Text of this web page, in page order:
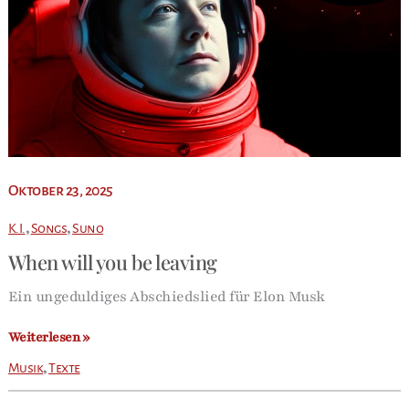
Oktober 23, 2025
K.I. ,Songs,Suno
When will you be leaving
Ein ungeduldiges Abschiedslied für Elon Musk
When
you
be
Weiterlesen »
Musik,Texte